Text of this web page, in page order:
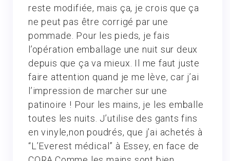
reste modifiée, mais ça, je crois que ça
ne peut pas être corrigé par une
pommade. Pour les pieds, je fais
l’opération emballage une nuit sur deux
depuis que ça va mieux. Il me faut juste
faire attention quand je me lève, car j’ai
l’impression de marcher sur une
patinoire ! Pour les mains, je les emballe
toutes les nuits. J’utilise des gants fins
en vinyle,non poudrés, que j’ai achetés à
“L’Everest médical” à Essey, en face de